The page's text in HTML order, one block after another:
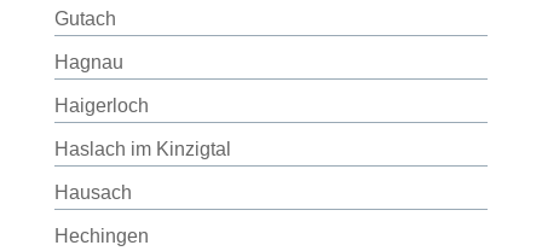
Gutach
Hagnau
Haigerloch
Haslach im Kinzigtal
Hausach
Hechingen